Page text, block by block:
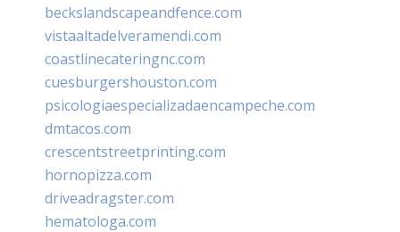
beckslandscapeandfence.com
vistaaltadelveramendi.com
coastlinecateringnc.com
cuesburgershouston.com
psicologiaespecializadaencampeche.com
dmtacos.com
crescentstreetprinting.com
hornopizza.com
driveadragster.com
hematologa.com